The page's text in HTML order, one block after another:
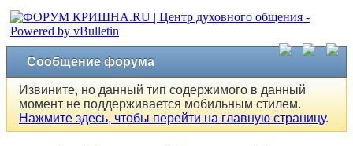
Сообщение форума
Извините, но данный тип содержимого в данный
момент не поддерживается мобильным стилем.
Нажмите здесь, чтобы перейти на главную страницу.